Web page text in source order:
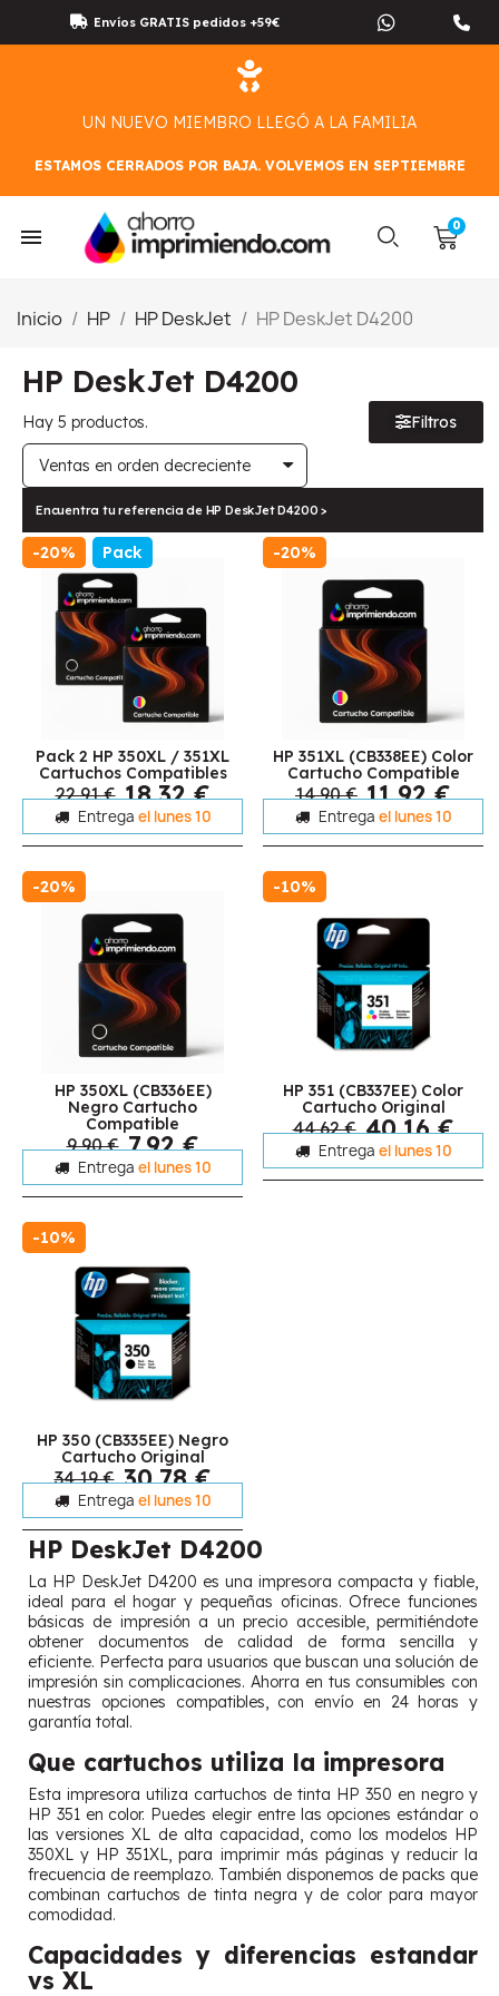
Envíos GRATIS pedidos +59€
UN NUEVO MIEMBRO LLEGÓ A LA FAMILIA
ESTAMOS CERRADOS POR BAJA. VOLVEMOS EN SEPTIEMBRE
Inicio HP HP DeskJet HP DeskJet D4200
HP DeskJet D4200
Hay 5 productos. Filtros
Encuentra tu referencia de HP DeskJet D4200 >
-20% Pack
Pack 2 HP 350XL / 351XL
Cartuchos Compatibles
22,91 € 18,32 €
Entrega el lunes 10
-20%
HP 351XL (CB338EE) Color
Cartucho Compatible
14,90 € 11,92 €
Entrega el lunes 10
-20%
HP 350XL (CB336EE)
Negro Cartucho
Compatible
9,90 € 7,92 €
Entrega el lunes 10
-10%
HP 351 (CB337EE) Color
Cartucho Original
44,62 € 40,16 €
Entrega el lunes 10
-10%
HP 350 (CB335EE) Negro
Cartucho Original
34,19 € 30,78 €
Entrega el lunes 10
HP DeskJet D4200
La HP DeskJet D4200 es una impresora compacta y fiable,
ideal para el hogar y pequeñas oficinas. Ofrece funciones
básicas de impresión a un precio accesible, permitiéndote
obtener documentos de calidad de forma sencilla y
eficiente. Perfecta para usuarios que buscan una solución de
impresión sin complicaciones. Ahorra en tus consumibles con
nuestras opciones compatibles, con envío en 24 horas y
garantía total.
Que cartuchos utiliza la impresora
Esta impresora utiliza cartuchos de tinta HP 350 en negro y
HP 351 en color. Puedes elegir entre las opciones estándar o
las versiones XL de alta capacidad, como los modelos HP
350XL y HP 351XL, para imprimir más páginas y reducir la
frecuencia de reemplazo. También disponemos de packs que
combinan cartuchos de tinta negra y de color para mayor
comodidad.
Capacidades y diferencias estandar
vs XL